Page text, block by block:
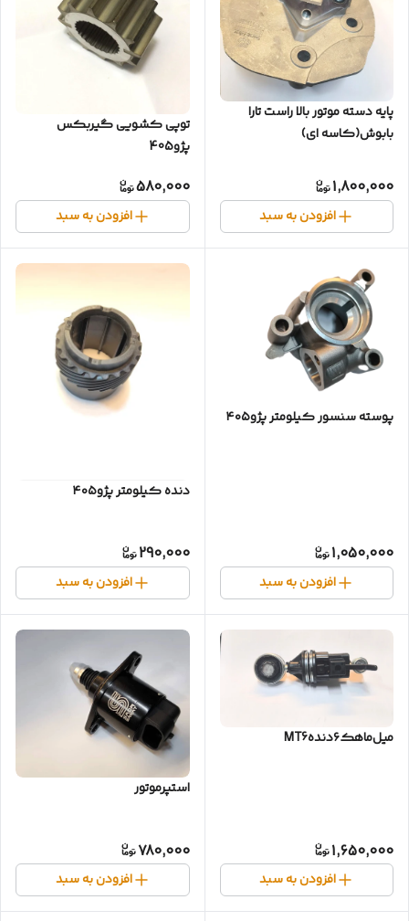
پایه دسته موتور بالا راست تارا
بابوش(کاسه ای)
1,800,000
افزودن به سبد
توپی کشویی گیربکس
پژو405
580,000
افزودن به سبد
پوسته سنسور کیلومتر پژو۴۰۵
1,050,000
افزودن به سبد
دنده کیلومتر پژو۴۰۵
290,000
افزودن به سبد
میل‌ماهک‌۶دندهMT6
1,650,000
افزودن به سبد
استپرموتور
780,000
افزودن به سبد